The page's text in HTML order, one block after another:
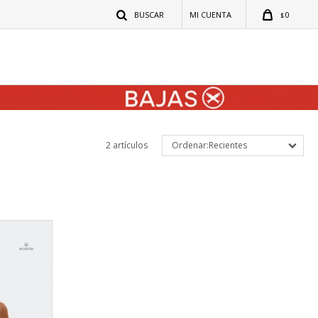
$0
2 artículos Recientes